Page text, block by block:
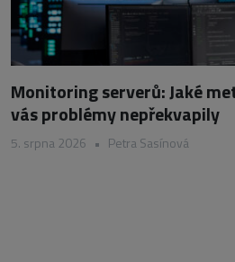
Monitoring serverů: Jaké
vás problémy nepřekvapily
5. srpna 2026 • Petra Sasínová